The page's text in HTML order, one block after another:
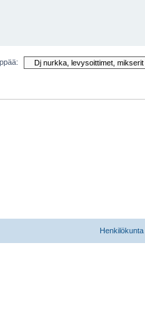
Henkilökunta